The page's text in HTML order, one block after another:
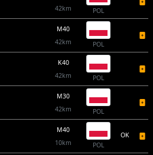
42km
POL
M40
42km
POL
K40
42km
POL
M30
42km
POL
M40
10km
POL
OK